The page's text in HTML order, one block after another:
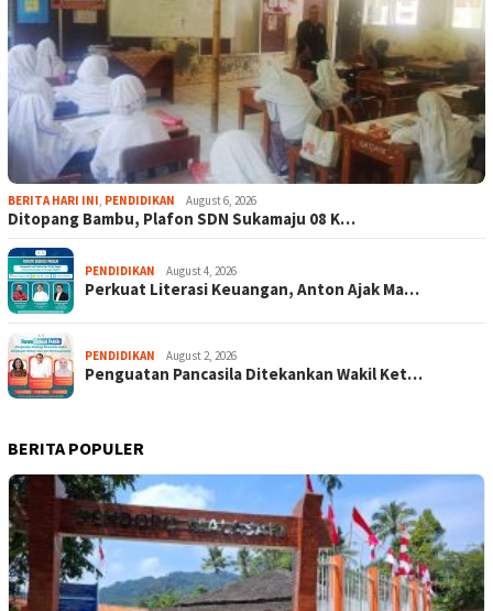
BERITA HARI INI, PENDIDIKAN August 6, 2026
Ditopang Bambu, Plafon SDN Sukamaju 08 K…
PENDIDIKAN August 4, 2026
Perkuat Literasi Keuangan, Anton Ajak Ma…
PENDIDIKAN August 2, 2026
Penguatan Pancasila Ditekankan Wakil Ket…
BERITA POPULER